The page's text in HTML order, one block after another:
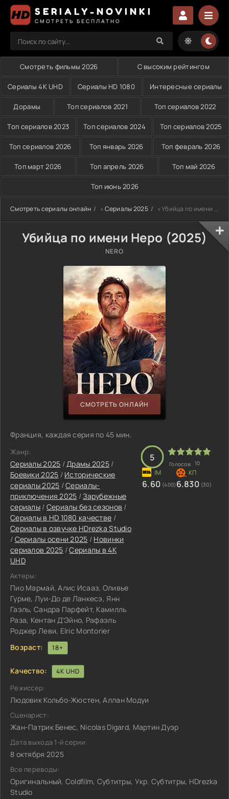
SERIALY-NOVINKI
СМОТРЕТЬ БЕСПЛАТНО
Смотреть фильмы 2026 С высоким рейтингом
Сериалы 4K UHD Сериалы HD 1080 Интересные сериалы
Дорамы Топ сериалов 2021 Топ сериалов 2022
Топ сериалов 2023 Топ сериалов 2024 Топ сериалов 2025
Топ сериалов 2026 Топ январь 2026 Топ февраль 2026
Топ март 2026 Топ апрель 2026 Топ май 2026
Топ июнь 2026
Смотреть сериалы онлайн » Сериалы 2025 » Убийца по имени Неро (2025)
Убийца по имени Неро (2025)
NERO
СМОТРЕТЬ ОНЛАЙН
Франция, каждая серия по 45 мин.
Жанр:
Сериалы 2025 /Драмы 2025 /
Боевики 2025 / Исторические
сериалы 2025 /Сериалы-
приключения 2025 /Зарубежные
сериалы/ Сериалы без сезонов /
Сериалы в HD 1080 качестве /
Сериалы в озвучке HDrezka Studio
/ Сериалы осени 2025 / Новинки
сериалов 2025 /Сериалы в 4K
UHD
Актеры:
Пио Мармай, Алис Исааз, Оливье
Гурме, Луи-До де Ланкесэ, Янн
Гаэль, Сандра Парфейт, Камилль
Раза, Кентан Д'Эйно, Рафаэль
Роджер Леви, Elric Montorier
Возраст:
18+
5
Голосов: 10
6.60 (400) 6.830 (30)
Качество: 4K UHD
Режиссер:
Людовик Кольбо-Жюстен, Аллан Модуи
Сценарист:
Жан-Патрик Бенес, Nicolas Digard, Мартин Дуэр
Дата выхода 1-й серии:
8 октября 2025
Все переводы:
Оригинальный, Coldfilm, Субтитры, Укр. Субтитры, HDrezka
Studio